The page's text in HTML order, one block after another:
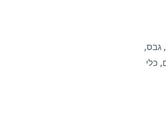
גבס,
כלי